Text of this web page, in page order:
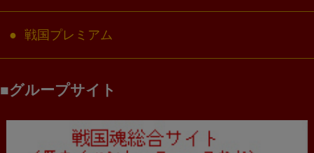
戦国プレミアム
グループサイト